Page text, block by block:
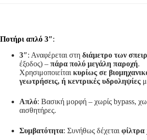
Ποτήρι απλό 3″:
3″: Αναφέρεται στη διάμετρο των
έξοδος) – πάρα πολύ μεγάλη παροχή.
Χρησιμοποιείται κυρίως σε
γεωτρήσεις, ή κεντρικές υδροληψίες
Απλό: Βασική μορφή – χωρίς bypass,
αισθητήρες.
Συμβατότητα: Συνήθως δέχεται